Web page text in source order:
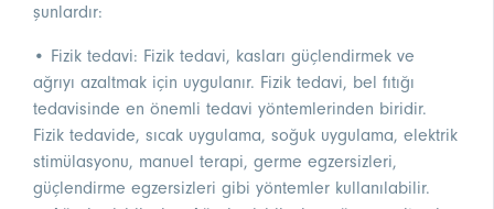
şunlardır:
• Fizik tedavi: Fizik tedavi, kasları güçlendirmek ve
ağrıyı azaltmak için uygulanır. Fizik tedavi, bel fıtığı
tedavisinde en önemli tedavi yöntemlerinden biridir.
Fizik tedavide, sıcak uygulama, soğuk uygulama, elektrik
stimülasyonu, manuel terapi, germe egzersizleri,
güçlendirme egzersizleri gibi yöntemler kullanılabilir.